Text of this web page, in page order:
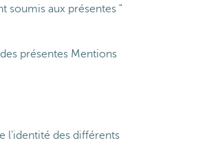
soumis aux présentes "
présentes Mentions
l'identité des différents